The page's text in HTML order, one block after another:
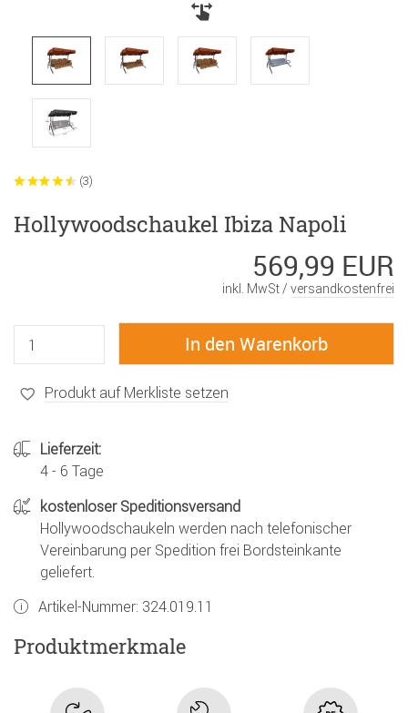
(3)
Hollywoodschaukel Ibiza Napoli
569,99 EUR
inkl. MwSt / versandkostenfrei
Produkt auf Merkliste setzen
Lieferzeit:
4 - 6 Tage
kostenloser Speditionsversand
Hollywoodschaukeln werden nach telefonischer
Vereinbarung per Spedition frei Bordsteinkante
geliefert.
Artikel-Nummer: 324.019.11
Produktmerkmale